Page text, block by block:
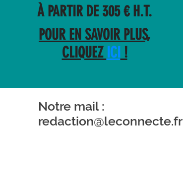
À PARTIR DE 305 € H.T.
POUR EN SAVOIR PLUS,
CLIQUEZ ICI !
Notre mail :
redaction@leconnecte.fr